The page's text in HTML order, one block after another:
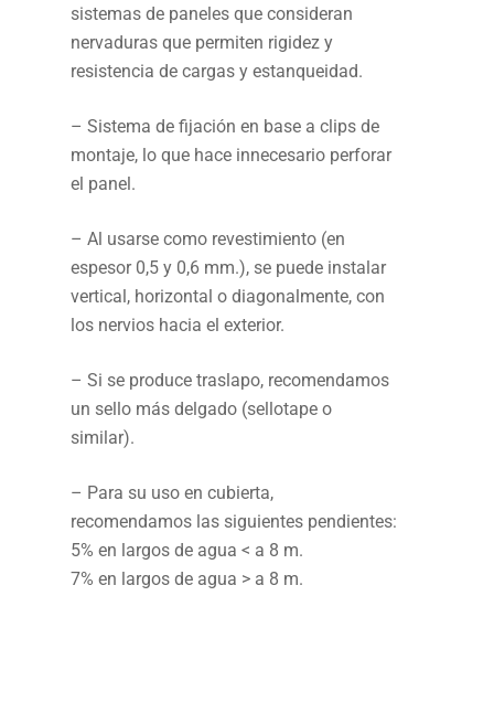
sistemas de paneles que consideran
nervaduras que permiten rigidez y
resistencia de cargas y estanqueidad.
– Sistema de fijación en base a clips de
montaje, lo que hace innecesario perforar
el panel.
– Al usarse como revestimiento (en
espesor 0,5 y 0,6 mm.), se puede instalar
vertical, horizontal o diagonalmente, con
los nervios hacia el exterior.
– Si se produce traslapo, recomendamos
un sello más delgado (sellotape o
similar).
– Para su uso en cubierta,
recomendamos las siguientes pendientes:
5% en largos de agua < a 8 m.
7% en largos de agua > a 8 m.